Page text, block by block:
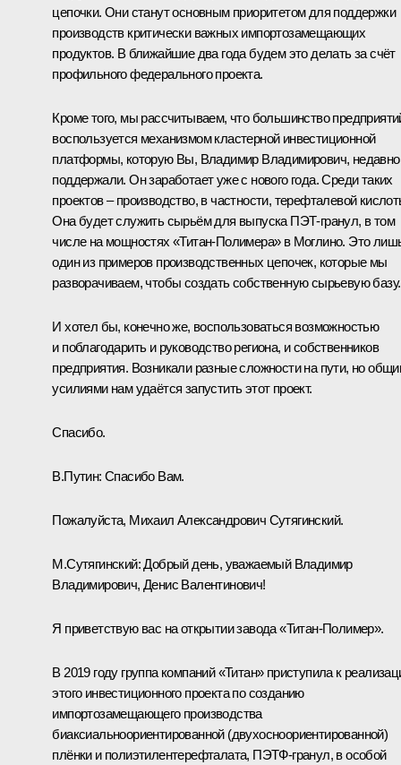
цепочки. Они станут основным приоритетом для поддержки
производств критически важных импортозамещающих
продуктов. В ближайшие два года будем это делать за счёт
профильного федерального проекта.
Кроме того, мы рассчитываем, что большинство
воспользуется механизмом кластерной инвестиционной
платформы, которую Вы, Владимир Владимирович, недавно
поддержали. Он заработает уже с нового года. Среди таких
проектов – производство, в частности, терефталевой
Она будет служить сырьём для выпуска ПЭТ-гранул, в том
числе на мощностях «Титан-Полимера» в Моглино. Это
один из примеров производственных цепочек, которые мы
разворачиваем, чтобы создать собственную сырьевую базу.
И хотел бы, конечно же, воспользоваться возможностью
и поблагодарить и руководство региона, и собственников
предприятия. Возникали разные сложности на пути, но
усилиями нам удаётся запустить этот проект.
Спасибо.
В.Путин: Спасибо Вам.
Пожалуйста, Михаил Александрович Сутягинский.
М.Сутягинский:Добрый день, уважаемый Владимир
Владимирович, Денис Валентинович!
Я приветствую вас на открытии завода «Титан-Полимер».
В 2019 году группа компаний «Титан» приступила к
этого инвестиционного проекта по созданию
импортозамещающего производства
биаксиальноориентированной (двухосноориентированной)
плёнки и полиэтилентерефталата, ПЭТФ-гранул, в особой